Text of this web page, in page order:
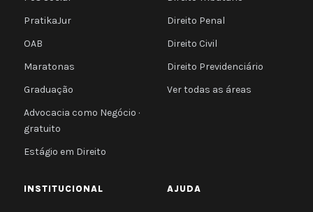
PratikaJur
OAB
Maratonas
Graduação
Advocacia como Negócio ·
gratuito
Estágio em Direito
Direito Penal
Direito Civil
Direito Previdenciário
Ver todas as áreas
INSTITUCIONAL AJUDA